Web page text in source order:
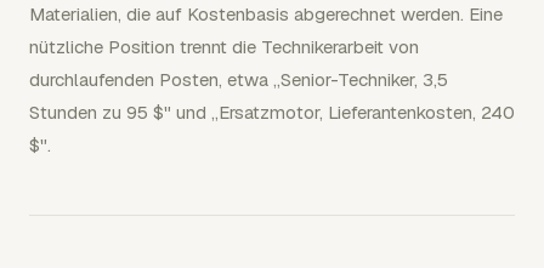
Materialien, die auf Kostenbasis abgerechnet werden. Eine
nützliche Position trennt die Technikerarbeit von
durchlaufenden Posten, etwa „Senior-Techniker, 3,5
Stunden zu 95 $" und „Ersatzmotor, Lieferantenkosten, 240
$".